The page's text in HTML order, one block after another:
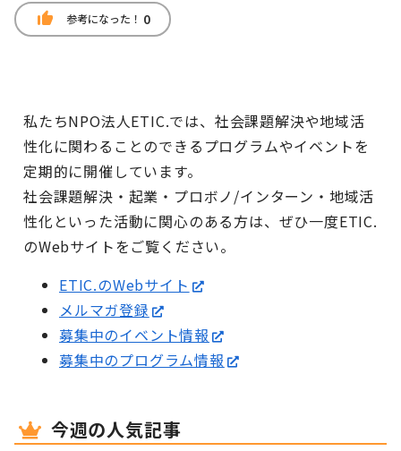
thumb_up 参考になった！ 0
私たちNPO法人ETIC.では、社会課題解決や地域活
性化に関わることのできるプログラムやイベントを
定期的に開催しています。
社会課題解決・起業・プロボノ/インターン・地域活
性化といった活動に関心のある方は、ぜひ一度ETIC.
のWebサイトをご覧ください。
ETIC.のWebサイト
メルマガ登録
募集中のイベント情報
募集中のプログラム情報
今週の人気記事